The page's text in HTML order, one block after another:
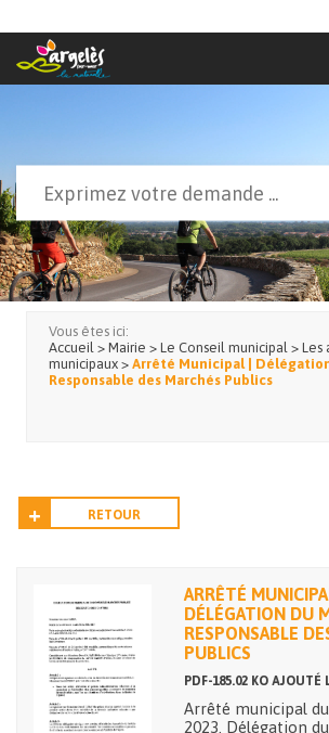
Formulaire de recherche
Vous êtes ici:
Accueil > Mairie > Le Conseil municipal > Les
municipaux > Arrêté Municipal |
Responsable des Marchés Publics
RETOUR
ARRÊTÉ
DÉLÉGATION DU
RESPONSABLE
PUBLICS
PDF-185.02 KO AJOUTÉ
Arrêté municipal
2023. Délégation